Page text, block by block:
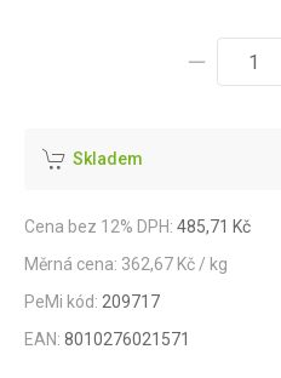
Skladem
Cena bez 12% DPH: 485,71 Kč
Měrná cena: 362,67 Kč / kg
PeMi kód: 209717
EAN: 8010276021571